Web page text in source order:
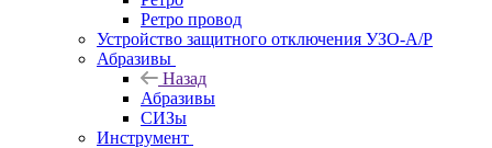
Ретро провод
Устройство защитного отключения УЗО-А/Р
Абразивы
Назад
Абразивы
СИЗы
Инструмент